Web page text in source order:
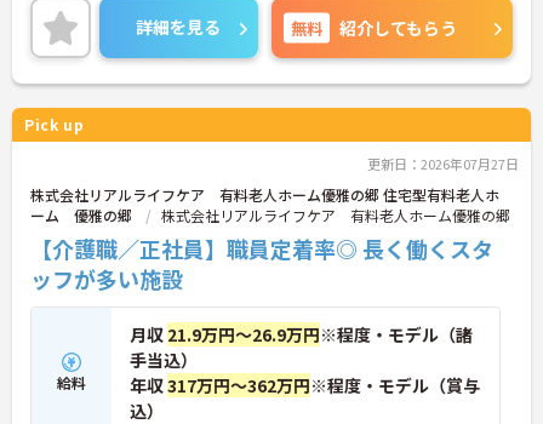
環境です。
ご興味がありましたら、詳細をお伝えしますので、
お気軽にお問い合わせください！
詳細を見る 無料 紹介してもらう
Pick up
更新日：2026年07月27日
株式会社リアルライフケア 有料老人ホーム優雅の郷 住宅型有料老人ホ
ーム 優雅の郷
株式会社リアルライフケア 有料老人ホーム優雅の郷
【介護職／正社員】職員定着率◎ 長く働くスタ
ッフが多い施設
給料
月収 21.9万円～26.9万円※程度・モデル（諸
手当込）
年収317万円～362万円※程度・モデル（賞与
込）